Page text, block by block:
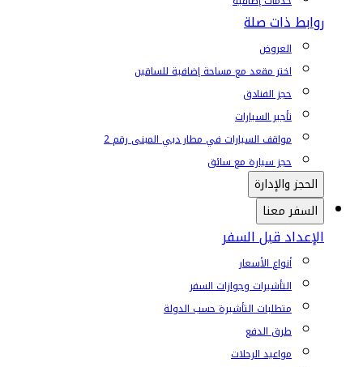
روابط ذات صلة
العروض
اختر مقعد مع مساحة إضافية للساقين
حجز الفنادق
تأجير السيارات
مواقف السيارات في مطار دبي المبنى رقم 2
حجز سيارة مع سائق
الحجز والإدارة
السفر معنا
الإعداد قبل السفر
أنواع الأسعار
التأشيرات وجوازات السفر
متطلبات التأشيرة حسب الدولة
طرق الدفع
مواعيد الرحلات